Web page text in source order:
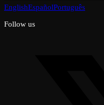
EnglishEspañolPortuguês
Follow us